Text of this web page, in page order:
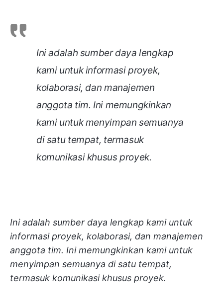
Ini adalah sumber daya lengkap
kami untuk informasi proyek,
kolaborasi, dan manajemen
anggota tim. Ini memungkinkan
kami untuk menyimpan semuanya
di satu tempat, termasuk
komunikasi khusus proyek.
Ini adalah sumber daya lengkap kami untuk
informasi proyek, kolaborasi, dan manajemen
anggota tim. Ini memungkinkan kami untuk
menyimpan semuanya di satu tempat,
termasuk komunikasi khusus proyek.